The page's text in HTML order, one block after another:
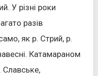
У різні роки
разів
як р. Стрий, р.
Катамараном
Славське,